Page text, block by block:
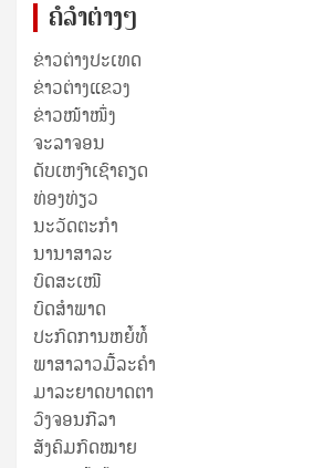
ຄໍລຳຕ່າງໆ
ຂ່າວຕ່າງປະເທດ
ຂ່າວ​ຕ່າງ​ແຂວງ
ຂ່າວໜ້າໜຶ່ງ
ຈະລາຈອນ
ດັບເຫງົາເຊົາຄຽດ
ທ່ອງທ່ຽວ
ນະວັດຕະກໍາ
ນານາສາລະ
ບົດສະເໜີ
ບົດສໍາພາດ
ປະກົດການຫຍໍ້ທໍ້
ພາສາລາວມື້ລະຄຳ
ມາລະຍາດບາດຕາ
ວົງຈອນກີລາ
ສັງຄົມກົດໝາຍ